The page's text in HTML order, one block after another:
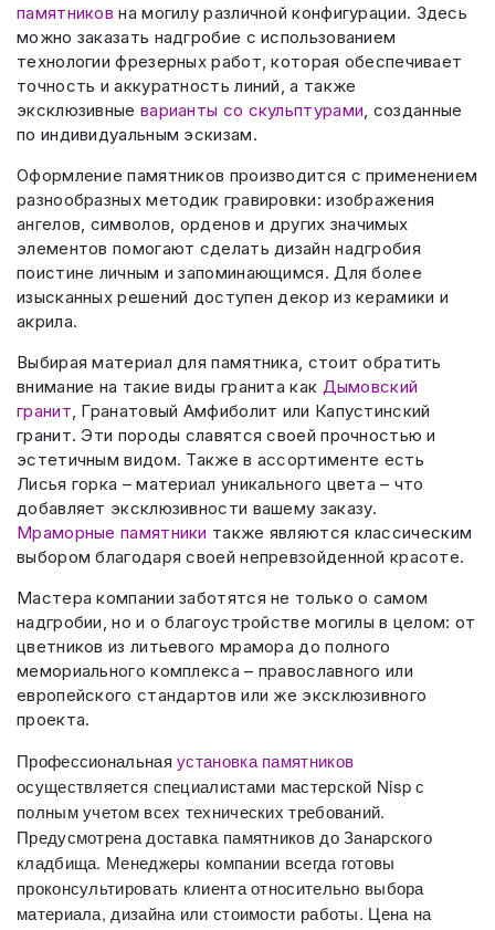
памятников на могилу различной конфигурации. Здесь
можно заказать надгробие с использованием
технологии фрезерных работ, которая обеспечивает
точность и аккуратность линий, а также
эксклюзивные варианты со скульптурами, созданные
по индивидуальным эскизам.
Оформление памятников производится с применением
разнообразных методик гравировки: изображения
ангелов, символов, орденов и других значимых
элементов помогают сделать дизайн надгробия
поистине личным и запоминающимся. Для более
изысканных решений доступен декор из керамики и
акрила.
Выбирая материал для памятника, стоит обратить
внимание на такие виды гранита как Дымовский
гранит, Гранатовый Амфиболит или Капустинский
гранит. Эти породы славятся своей прочностью и
эстетичным видом. Также в ассортименте есть
Лисья горка – материал уникального цвета – что
добавляет эксклюзивности вашему заказу.
Мраморные памятники также являются классическим
выбором благодаря своей непревзойденной красоте.
Мастера компании заботятся не только о самом
надгробии, но и о благоустройстве могилы в целом: от
цветников из литьевого мрамора до полного
мемориального комплекса – православного или
европейского стандартов или же эксклюзивного
проекта.
Профессиональнаяустановка памятников
осуществляется специалистами мастерской Nisp с
полным учетом всех технических требований.
Предусмотрена доставка памятников до Занарского
кладбища. Менеджеры компании всегда готовы
проконсультировать клиента относительно выбора
материала, дизайна или стоимости работы. Цена на